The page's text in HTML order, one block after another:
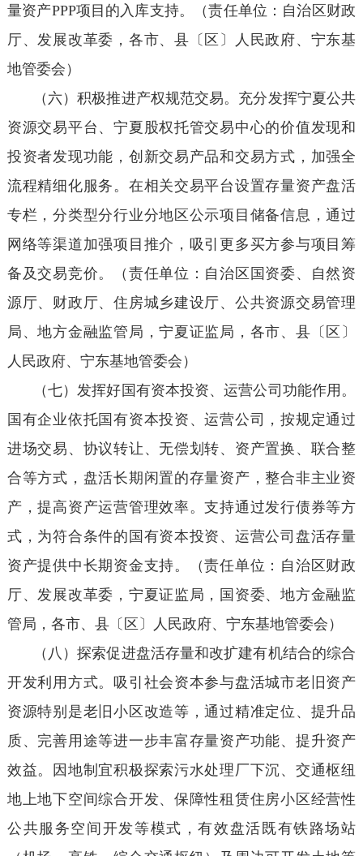
量资产PPP项目的入库支持。（责任单位：自治区财政
厅、发展改革委，各市、县〔区〕人民政府、宁东基
地管委会）
（六）积极推进产权规范交易。充分发挥宁夏公共
资源交易平台、宁夏股权托管交易中心的价值发现和
投资者发现功能，创新交易产品和交易方式，加强全
流程精细化服务。在相关交易平台设置存量资产盘活
专栏，分类型分行业分地区公示项目储备信息，通过
网络等渠道加强项目推介，吸引更多买方参与项目筹
备及交易竞价。（责任单位：自治区国资委、自然资
源厅、财政厅、住房城乡建设厅、公共资源交易管理
局、地方金融监管局，宁夏证监局，各市、县〔区〕
人民政府、宁东基地管委会）
（七）发挥好国有资本投资、运营公司功能作用。
国有企业依托国有资本投资、运营公司，按规定通过
进场交易、协议转让、无偿划转、资产置换、联合整
合等方式，盘活长期闲置的存量资产，整合非主业资
产，提高资产运营管理效率。支持通过发行债券等方
式，为符合条件的国有资本投资、运营公司盘活存量
资产提供中长期资金支持。（责任单位：自治区财政
厅、发展改革委，宁夏证监局，国资委、地方金融监
管局，各市、县〔区〕人民政府、宁东基地管委会）
（八）探索促进盘活存量和改扩建有机结合的综合
开发利用方式。吸引社会资本参与盘活城市老旧资产
资源特别是老旧小区改造等，通过精准定位、提升品
质、完善用途等进一步丰富存量资产功能、提升资产
效益。因地制宜积极探索污水处理厂下沉、交通枢纽
地上地下空间综合开发、保障性租赁住房小区经营性
公共服务空间开发等模式，有效盘活既有铁路场站